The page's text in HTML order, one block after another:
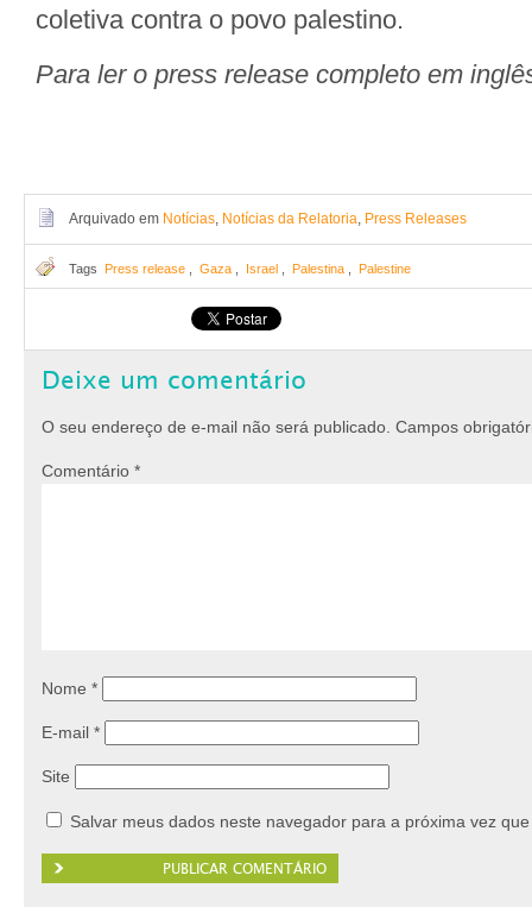
coletiva contra o povo palestino.
Para ler o press release completo em
Arquivado em Notícias, Notícias da Relatoria, Press Releases
Tags Press release Gaza Israel Palestina Palestine
Deixe um comentário
O seu endereço de e-mail não será publicado. Campos
Comentário *
Nome *
E-mail *
Site
Salvar meus dados neste navegador para a próxima vez